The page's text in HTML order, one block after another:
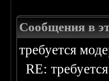
Сообщения в
требуется
RE: